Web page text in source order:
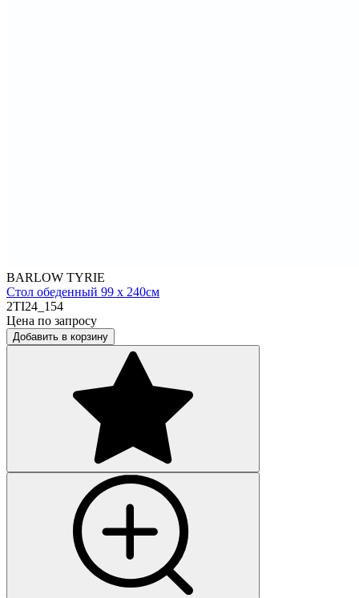
BARLOW TYRIE
Стол обеденный 99 х 240см
2TI24_154
Цена по запросу
Добавить в корзину